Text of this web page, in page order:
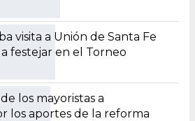
visita a Unión de Santa Fe
festejar en el Torneo
los mayoristas a
los aportes de la reforma